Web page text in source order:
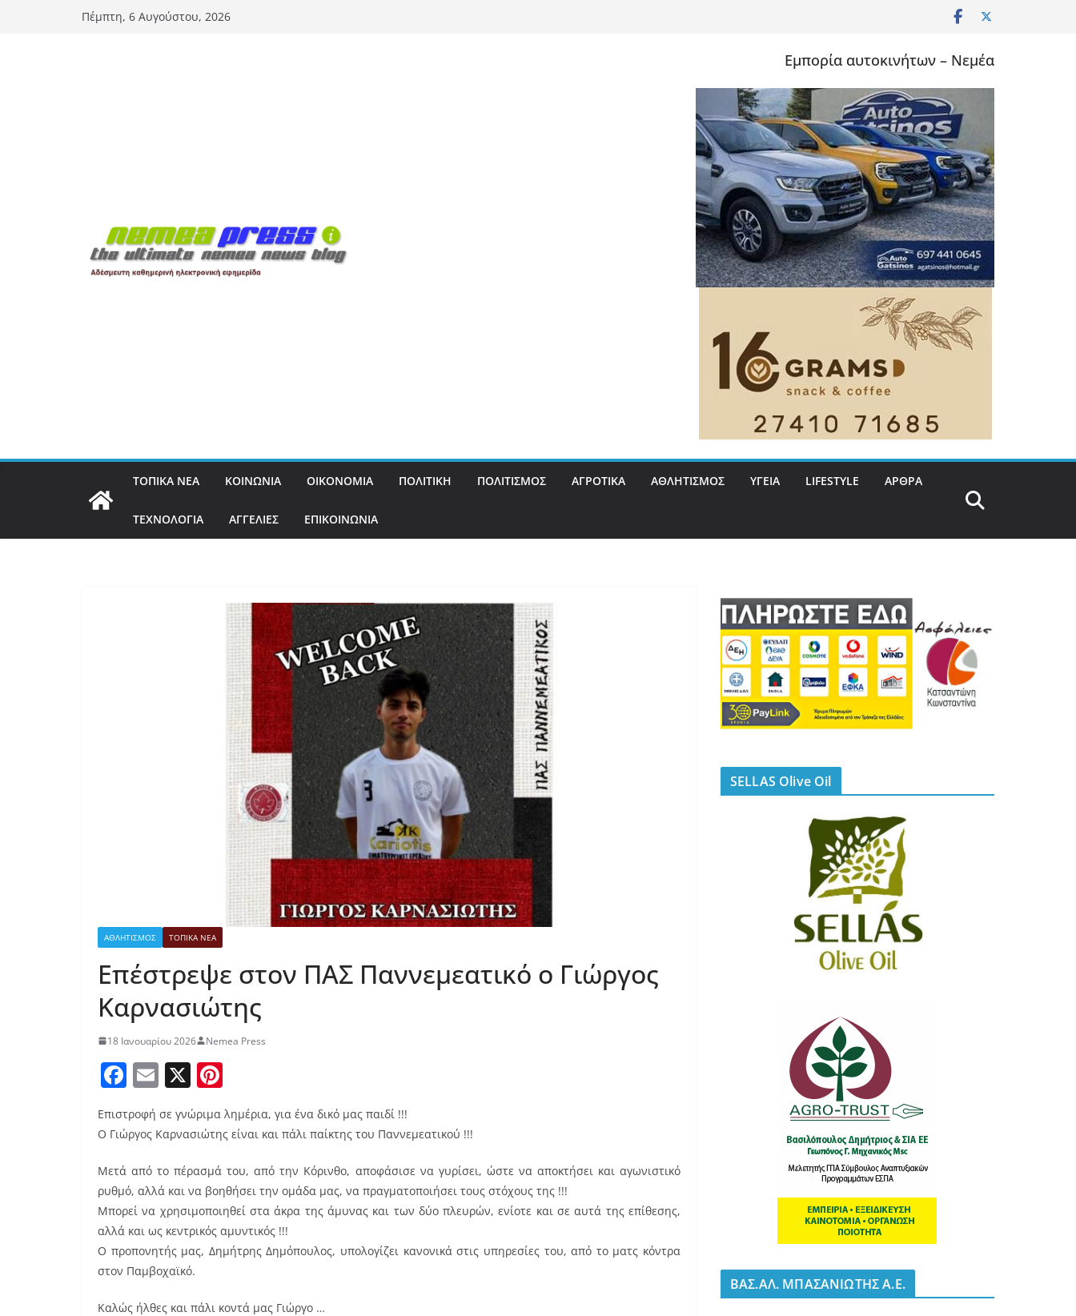
Πέμπτη, 6 Αυγούστου, 2026
Εμπορία αυτοκινήτων – Νεμέα
ΤΟΠΙΚΑ ΝΕΑ ΚΟΙΝΩΝΙΑ ΟΙΚΟΝΟΜΙΑ ΠΟΛΙΤΙΚΗ ΠΟΛΙΤΙΣΜΟΣ ΑΓΡΟΤΙΚΑ ΑΘΛΗΤΙΣΜΟΣ ΥΓΕΙΑ LIFESTYLE ΑΡΘΡΑ
ΤΕΧΝΟΛΟΓΙΑ ΑΓΓΕΛΙΕΣ ΕΠΙΚΟΙΝΩΝΙΑ
ΑΘΛΗΤΙΣΜΟΣ ΤΟΠΙΚΑ ΝΕΑ
Επέστρεψε στον ΠΑΣ Παννεμεατικό ο Γιώργος
Καρνασιώτης
18 Ιανουαρίου 2026 Nemea Press
F
c
e
b
o
o
k
E
ai
X
nt
er
e
st
Επιστροφή σε γνώριμα λημέρια, για ένα δικό μας παιδί !!!
Ο Γιώργος Καρνασιώτης είναι και πάλι παίκτης του Παννεμεατικού !!!
Μετά από το πέρασμά του, από την Κόρινθο, αποφάσισε να γυρίσει, ώστε να αποκτήσει και αγωνιστικό
ρυθμό, αλλά και να βοηθήσει την ομάδα μας, να πραγματοποιήσει τους στόχους της !!!
Μπορεί να χρησιμοποιηθεί στα άκρα της άμυνας και των δύο πλευρών, ενίοτε και σε αυτά της επίθεσης,
αλλά και ως κεντρικός αμυντικός !!!
Ο προπονητής μας, Δημήτρης Δημόπουλος, υπολογίζει κανονικά στις υπηρεσίες του, από το ματς κόντρα
στον Παμβοχαϊκό.
Καλώς ήλθες και πάλι κοντά μας Γιώργο …
SELLAS Olive Oil
BΑΣ.ΑΛ. ΜΠΑΣΑΝΙΩΤΗΣ Α.Ε.